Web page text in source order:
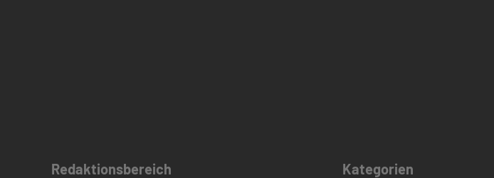
Redaktionsbereich Kategorien